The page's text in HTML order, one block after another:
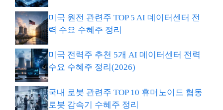
미국 원전 관련주 TOP 5 AI 데이터센터 전
력 수요 수혜주 정리
미국 전력주 추천 5개 AI 데이터센터 전력
수요 수혜주 정리(2026)
국내 로봇 관련주 TOP 10 휴머노이드 협동
로봇 감속기 수혜주 정리